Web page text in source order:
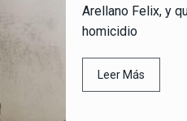
Arellano Felix, y
homicidio
Leer Más